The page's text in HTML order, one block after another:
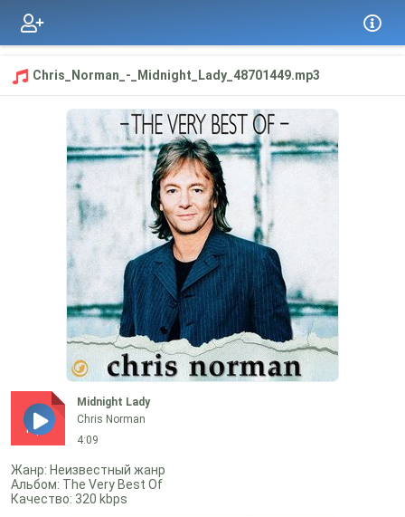
Chris_Norman_-_Midnight_Lady_48701449.mp3
mp3
Midnight Lady
Chris Norman
4:09
Жанр: Неизвестный жанр
Альбом: The Very Best Of
Качество: 320 kbps